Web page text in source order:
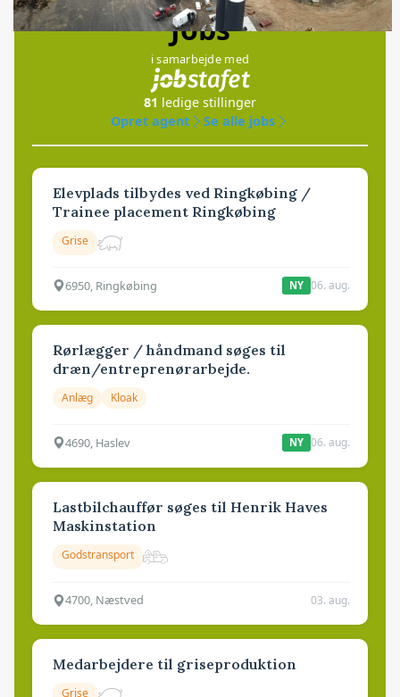
Jobs
i samarbejde med
81 ledige stillinger
Opret agent
Se alle jobs
Elevplads tilbydes ved Ringkøbing /
Trainee placement Ringkøbing
Grise
6950, Ringkøbing NY 06. aug.
Rørlægger / håndmand søges til
dræn/entreprenørarbejde.
Anlæg Kloak
4690, Haslev NY 06. aug.
Lastbilchauffør søges til Henrik Haves
Maskinstation
Godstransport
4700, Næstved 03. aug.
Medarbejdere til griseproduktion
Grise